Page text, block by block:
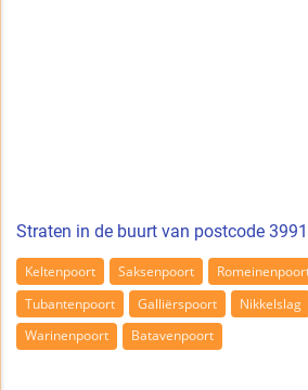
Straten in de buurt van postcode
Keltenpoort Saksenpoort
Tubantenpoort
Galliërspoort Nikkelslag
Warinenpoort
Batavenpoort